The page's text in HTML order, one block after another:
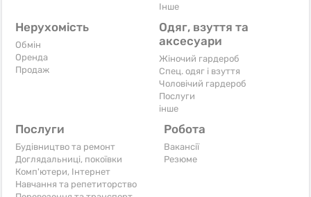
Iнше
Нерухомість
Обмін
Оренда
Продаж
Одяг, взуття та
аксесуари
Жіночий гардероб
Спец. одяг і взуття
Чоловічий гардероб
Послуги
інше
Послуги
Будівництво та ремонт
Доглядальниці, покоївки
Комп'ютери, Інтернет
Навчання та репетиторство
Робота
Вакансії
Резюме